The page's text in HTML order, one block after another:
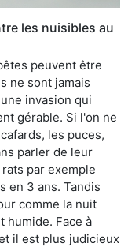
les nuisibles au
peuvent être
ne sont jamais
invasion qui
gérable. Si l'on ne
les puces,
parler de leur
par exemple
en 3 ans. Tandis
comme la nuit
humide. Face à
il est plus judicieux